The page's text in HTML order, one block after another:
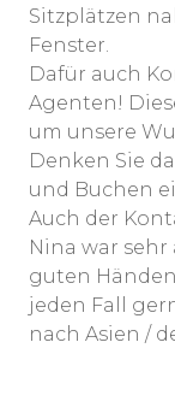
Sitzplätzen
Fenster.
Dafür auch
Agenten!
um unsere
Denken Sie
und Buchen
Auch der
Nina war
guten
jeden Fall
nach Asien /